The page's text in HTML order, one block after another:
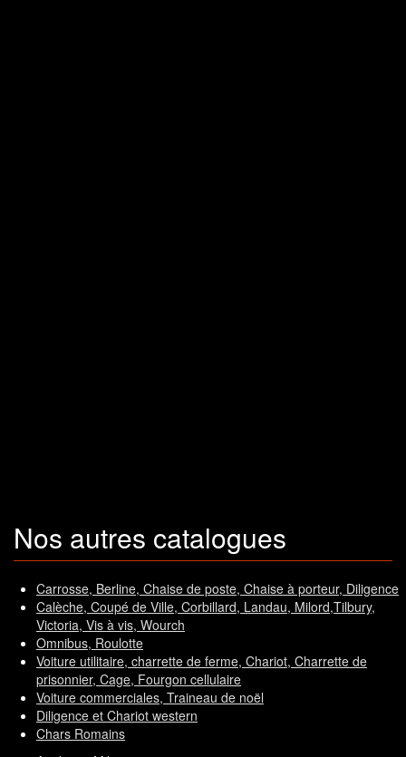
Nos autres catalogues
Carrosse, Berline, Chaise de poste, Chaise à porteur, Diligence
Calèche, Coupé de Ville, Corbillard, Landau, Milord,Tilbury,
Victoria, Vis à vis, Wourch
Omnibus, Roulotte
Voiture utilitaire, charrette de ferme, Chariot, Charrette de
prisonnier, Cage, Fourgon cellulaire
Voiture commerciales, Traineau de noël
Diligence et Chariot western
Chars Romains